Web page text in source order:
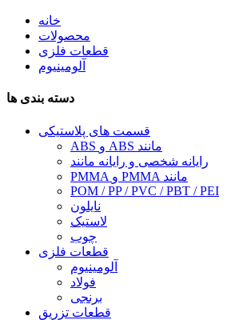
خانه
محصولات
قطعات فلزی
آلومینیوم
دسته بندی ها
قسمت های پلاستیکی
ABS و ABS مانند
رایانه شخصی و رایانه مانند
PMMA و PMMA مانند
POM / PP / PVC / PBT / PEI
نایلون
لاستیک
چوب
قطعات فلزی
آلومینیوم
فولاد
برنجی
قطعات تزریق